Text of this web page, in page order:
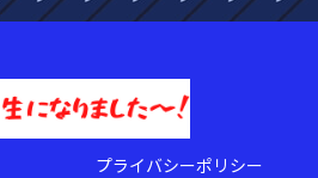
プライバシーポリシー